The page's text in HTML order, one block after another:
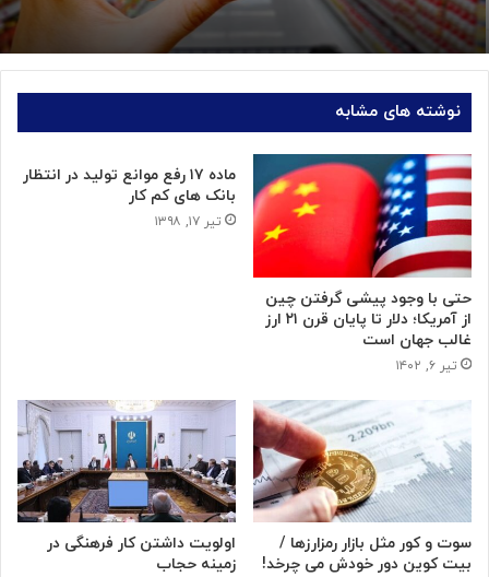
نوشته های مشابه
حتی با وجود پیشی گرفتن چین
از آمریکا؛ دلار تا پایان قرن ۲۱ ارز
غالب جهان است
تیر ۶, ۱۴۰۲
ماده ۱۷ رفع موانع تولید در انتظار
بانک های کم کار
تیر ۱۷, ۱۳۹۸
سوت و کور مثل بازار رمزارزها /
بیت کوین دور خودش می چرخد!
اولویت داشتن کار فرهنگی در
زمینه حجاب